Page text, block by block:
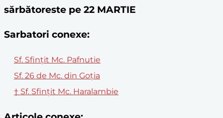
sărbătoreste pe 22 MARTIE
Sarbatori conexe:
Sf. Sfințit Mc. Pafnutie
Sf. 26 de Mc. din Goția
† Sf. Sfinţit Mc. Haralambie